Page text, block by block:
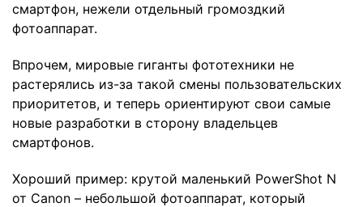
смартфон, нежели отдельный громоздкий
фотоаппарат.
Впрочем, мировые гиганты фототехники не
растерялись из-за такой смены пользовательских
приоритетов, и теперь ориентируют свои самые
новые разработки в сторону владельцев
смартфонов.
Хороший пример: крутой маленький PowerShot N
от Canon – небольшой фотоаппарат, который